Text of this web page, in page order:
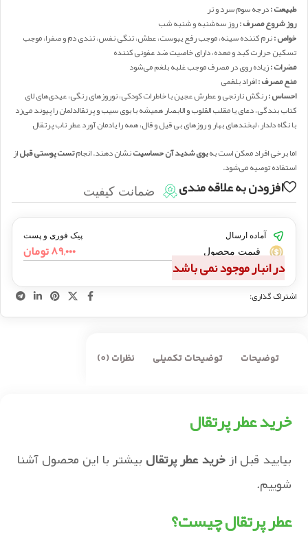
طبیعت :درجه سوم سرد و تر
روز شروع مصرف :روز سه‌شنبه و شنبه شب
خواص :نرم کننده سینه، موجب رفع یبوست، عطش، تنگی نفس، تندی دم و صفرا، موجب
تسکین حرارت کبد و معده، دارای خاصیت ضد عفونی کننده
مضرات :زیاده روی در مصرف موجب غلبه بلغم می‌شود
منع مصرف :افراد بلغمی
احساس :رنگش نارنجی و عطرش عجین با خاطرات کودکی، نوروزهای رنگی، عیدی‌های لای
کتاب بندگی، دعای یا مقلب القلوب و الابصار همیشه با بوی سیب و پرتقالدلمان را پیوند می‌زد
با نگاه دلدار، لبخندهای بهار و روزهای بی قیل و قال، همه را یادمان آورد عطر ناب پرتقال
اما برخی افراد ممکن است بهبوی شدید آن حساسیتنشان دهند. انجامتست پوستی قبلاز
استفاده توصیه می‌شود.
افزودن به علاقه مندی ضمانت کیفیت
آماده ارسال پیک فوری و پست
قیمت محصول ۸۹,۰۰۰تومان
در انبار موجود نمی باشد
اشتراک گذاری:
توضیحات توضیحات تکمیلی نظرات (0)
خرید عطر پرتقال
بیایید قبل ازخرید عطر پرتقالبیشتر با این محصول آشنا
شوییم.
عطر پرتقال چیست؟